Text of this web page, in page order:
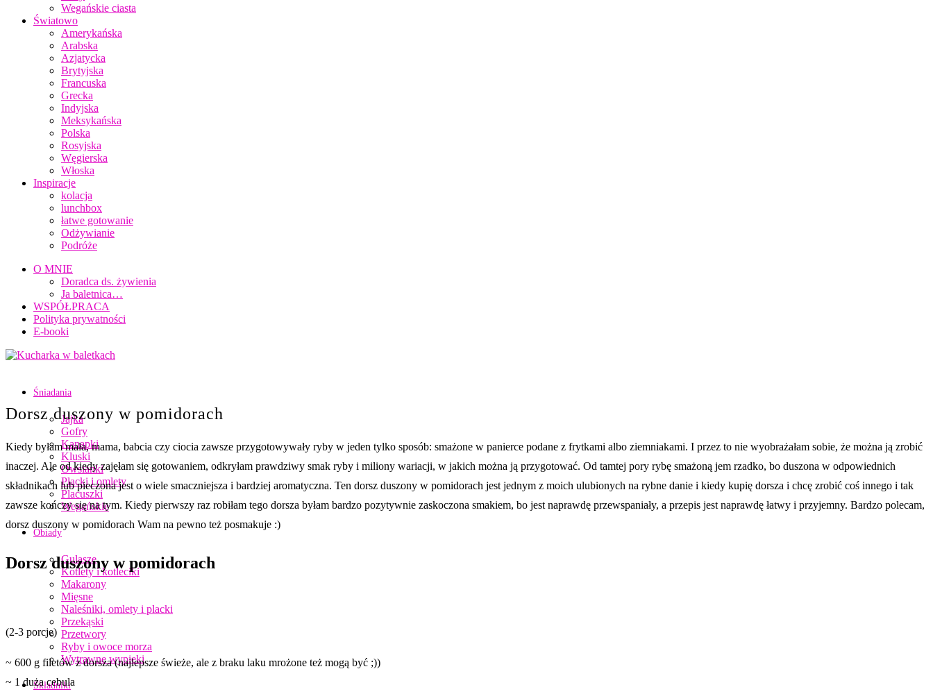
Wegańskie ciasta
Światowo
Amerykańska
Arabska
Azjatycka
Brytyjska
Francuska
Grecka
Indyjska
Meksykańska
Polska
Rosyjska
Węgierska
Włoska
Inspiracje
kolacja
lunchbox
łatwe gotowanie
Odżywianie
Podróże
O MNIE
Doradca ds. żywienia
Ja baletnica…
WSPÓŁPRACA
Polityka prywatności
E-booki
Śniadania
Jajka
Gofry
Kanapki
Kluski
Owsianki
Placki i omlety
Placuszki
Wegańskie
Obiady
Gulasze
Kotlety i kotleciki
Makarony
Mięsne
Naleśniki, omlety i placki
Przekąski
Przetwory
Ryby i owoce morza
Wytrawne wypieki
Składniki
Dorsz duszony w pomidorach
Kiedy byłam mała, mama, babcia czy ciocia zawsze przygotowywały ryby w jeden tylko sposób: smażone w panierce podane z frytkami albo ziemniakami. I przez to nie wyobrażałam sobie, że można ją zrobić
inaczej. Ale od kiedy zajęłam się gotowaniem, odkryłam prawdziwy smak ryby i miliony wariacji, w jakich można ją przygotować. Od tamtej pory rybę smażoną jem rzadko, bo duszona w odpowiednich
składnikach lub pieczona jest o wiele smaczniejsza i bardziej aromatyczna. Ten dorsz duszony w pomidorach jest jednym z moich ulubionych na rybne danie i kiedy kupię dorsza i chcę zrobić coś innego i tak
zawsze kończy się na tym. Kiedy pierwszy raz robiłam tego dorsza byłam bardzo pozytywnie zaskoczona smakiem, bo jest naprawdę przewspaniały, a przepis jest naprawdę łatwy i przyjemny. Bardzo polecam,
dorsz duszony w pomidorach Wam na pewno też posmakuje :)
Dorsz duszony w pomidorach
(2-3 porcje)
~ 600 g filetów z dorsza (najlepsze świeże, ale z braku laku mrożone też mogą być ;))
~ 1 duża cebula